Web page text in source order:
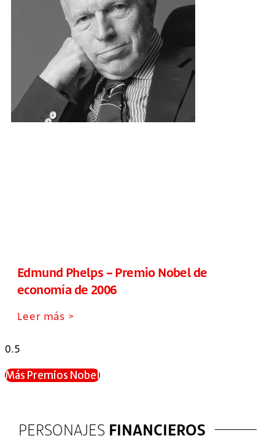
Edmund Phelps – Premio Nobel de
economía de 2006
Leer más >
Más Premios Nobel
PERSONAJES FINANCIEROS